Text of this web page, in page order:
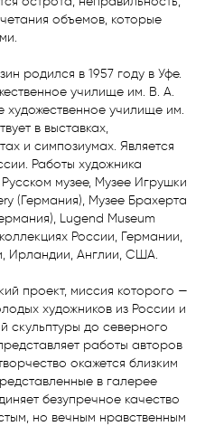
объемов, которые
родился в 1957 году в Уфе.
училище им. В. А.
училище им.
в выставках,
и симпозиумах. Является
Работы художника
музее, Музее Игрушки
(Германия), Музее Брахерта
Lugend Museum
России, Германии,
Ирландии, Англии, США.
проект, миссия которого —
художников из России и
скульптуры до северного
работы авторов
окажется близким
в галерее
безупречное качество
но вечным нравственным